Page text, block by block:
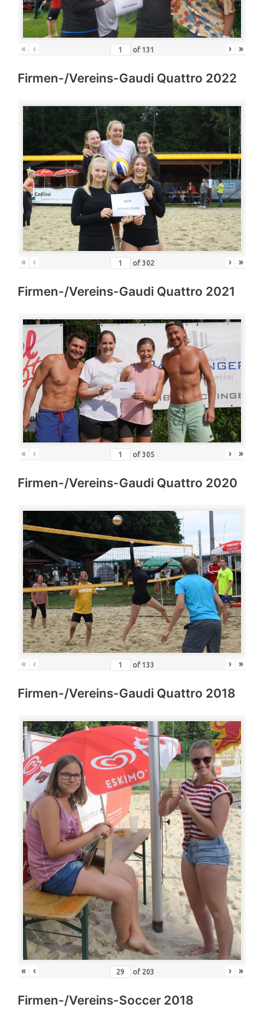
« ‹ of 131 › »
Firmen-/Vereins-Gaudi Quattro 2022
« ‹ of 302 › »
Firmen-/Vereins-Gaudi Quattro 2021
« ‹ of 305 › »
Firmen-/Vereins-Gaudi Quattro 2020
« ‹ of 133 › »
Firmen-/Vereins-Gaudi Quattro 2018
« ‹ of 203 › »
Firmen-/Vereins-Soccer 2018